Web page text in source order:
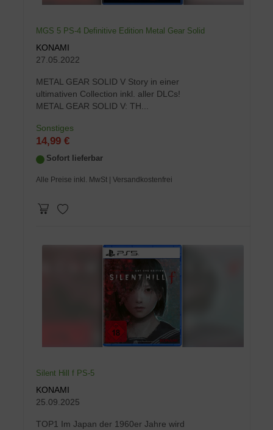
MGS 5 PS-4 Definitive Edition Metal Gear Solid
KONAMI
27.05.2022
METAL GEAR SOLID V Story in einer
ultimativen Collection inkl. aller DLCs!
METAL GEAR SOLID V: TH...
Sonstiges
14,99 €
Sofort lieferbar
Alle Preise inkl. MwSt | Versandkostenfrei
Silent Hill f PS-5
KONAMI
25.09.2025
TOP1 Im Japan der 1960er Jahre wird